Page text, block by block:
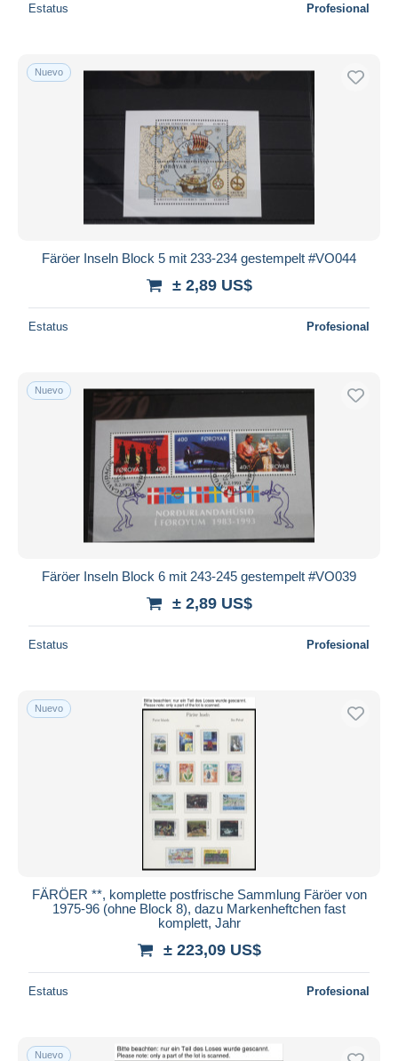
Estatus Profesional
Nuevo
Färöer Inseln Block 5 mit 233-234 gestempelt #VO044
± 2,89 US$
Estatus Profesional
Nuevo
Färöer Inseln Block 6 mit 243-245 gestempelt #VO039
± 2,89 US$
Estatus Profesional
Nuevo
FÄRÖER **, komplette postfrische Sammlung Färöer von
1975-96 (ohne Block 8), dazu Markenheftchen fast
komplett, Jahr
± 223,09 US$
Estatus Profesional
Nuevo